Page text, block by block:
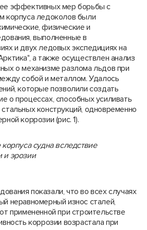
эффективных мер борьбы с
корпуса ледоколов были
физические и
выполненные в
и двух ледовых экспедициях на
а также осуществлен анализ
о механизме разлома льдов при
собой и металлом. Удалось
которые позволили создать
о процессах, способных усиливать
конструкций, одновременно
коррозии (рис. 1).
судна вследствие
и эрозии
показали, что во всех случаях
неравномерный износ сталей,
примененной при строительстве
коррозии возрастала при